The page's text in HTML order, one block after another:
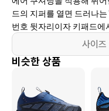
드의 지퍼를 열면 드러나
번호 뒷자리이자 키패드에
사이즈
비슷한 상품